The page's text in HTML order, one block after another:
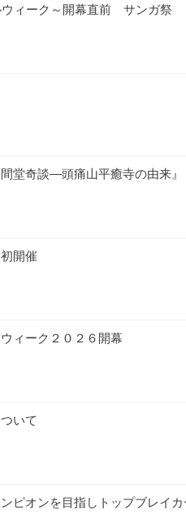
ウィーク～開幕直前 サンガ祭
堂奇談―頭痛山平癒寺の由来』
開催
ィーク２０２６開幕
いて
ピオンを目指しトップブレイカ